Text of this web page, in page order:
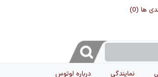
ها (0)
نمایندگی درباره لوتوس